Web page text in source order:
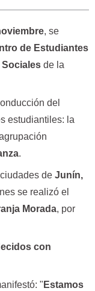
, se
de Estudiantes
de la
del
estudiantiles: la
.
de Junín,
se realizó el
Morada, por
con
" Estamos